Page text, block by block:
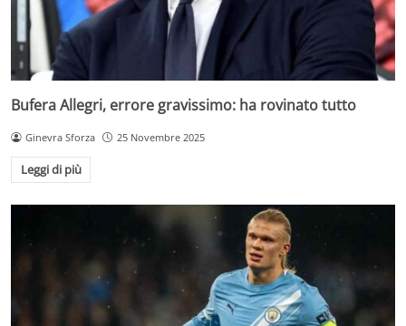
Bufera Allegri, errore gravissimo: ha rovinato tutto
Ginevra Sforza 25 Novembre 2025
Leggi di più